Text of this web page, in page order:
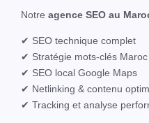
Notre agence SEO au
✔ SEO technique complet
✔ Stratégie mots-clés
✔ SEO local Google Maps
✔ Netlinking & contenu
✔ Tracking et analyse